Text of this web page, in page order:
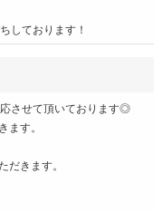
しております！
させて頂いております◎
す。
きます。